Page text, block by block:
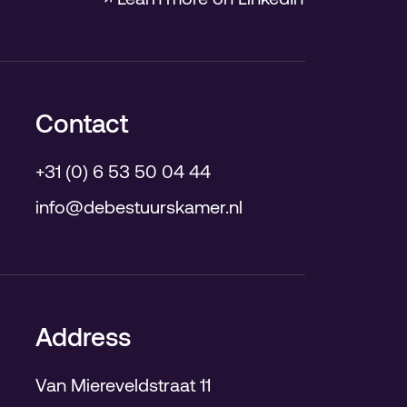
Contact
+31 (0) 6 53 50 04 44
info@debestuurskamer.nl
Address
Van Miereveldstraat 11